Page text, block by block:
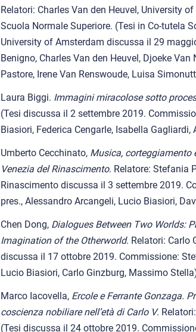
Relatori: Charles Van den Heuvel, University
Scuola Normale Superiore. (Tesi in Co-tutela
University of Amsterdam discussa il 29
Benigno, Charles Van den Heuvel, Djoeke
Pastore, Irene Van Renswoude, Luisa
Laura Biggi. Immagini miracolose sotto
(Tesi discussa il 2 settembre 2019.
Biasiori, Federica Cengarle, Isabella Gagliardi,
Umberto Cecchinato, Musica, corteggiamento
Venezia del Rinascimento. Relatore: Stefania
Rinascimento discussa il 3 settembre 2019.
pres., Alessandro Arcangeli, Lucio Biasiori,
Chen Dong, Dialogues Between Two Worlds:
Imagination of the Otherworld. Relatori: Carlo
discussa il 17 ottobre 2019. Commissione:
Lucio Biasiori, Carlo Ginzburg, Massimo
Marco Iacovella, Ercole e Ferrante Gonzaga.
coscienza nobiliare nell’età di Carlo V.
(Tesi discussa il 24 ottobre 2019.